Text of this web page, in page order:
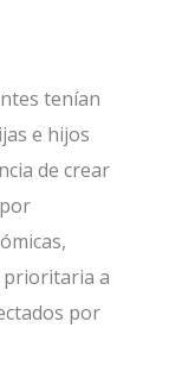
tenían
e hijos
de crear
prioritaria a
por